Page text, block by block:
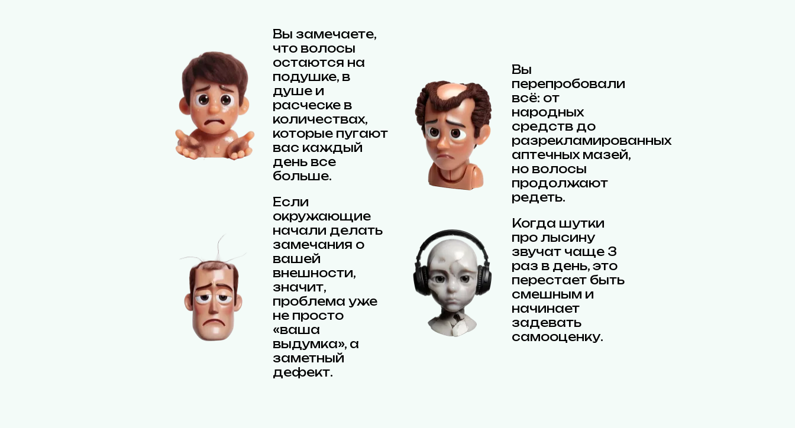
Вы замечаете,
что волосы
остаются на
подушке, в
душе и
расческе в
количествах,
которые пугают
вас каждый
день все
больше.
Если
окружающие
начали делать
замечания о
вашей
внешности,
значит,
проблема уже
не просто
«ваша
выдумка», а
заметный
дефект.
Вы
перепробовали
всё: от
народных
средств до
разрекламированных
аптечных мазей,
но волосы
продолжают
редеть.
Когда шутки
про лысину
звучат чаще 3
раз в день, это
перестает быть
смешным и
начинает
задевать
самооценку.